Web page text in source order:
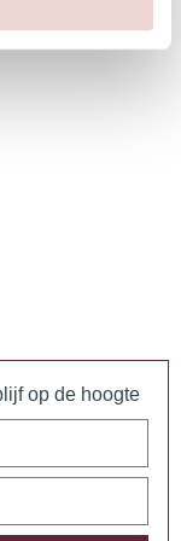
op de hoogte